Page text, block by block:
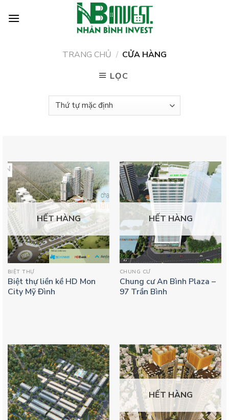
TRANG CHỦ / CỬA HÀNG
LỌC
HẾT HÀNG
BIỆT THỰ
Biệt thự liền kề HD Mon
City Mỹ Đình
HẾT HÀNG
CHUNG CƯ
Chung cư An Bình Plaza –
97 Trần Bình
HẾT HÀNG